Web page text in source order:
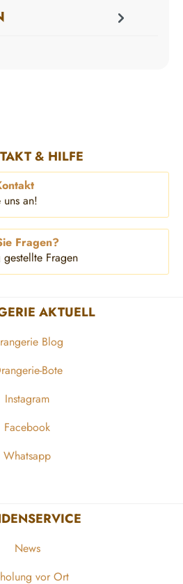
& HILFE
an!
Fragen?
Fragen
AKTUELL
Blog
Bote
Instagram
Facebook
Whatsapp
News
vor Ort